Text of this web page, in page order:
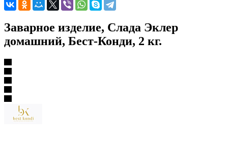
Заварное изделие, Слада Эклер
домашний, Бест-Конди, 2 кг.